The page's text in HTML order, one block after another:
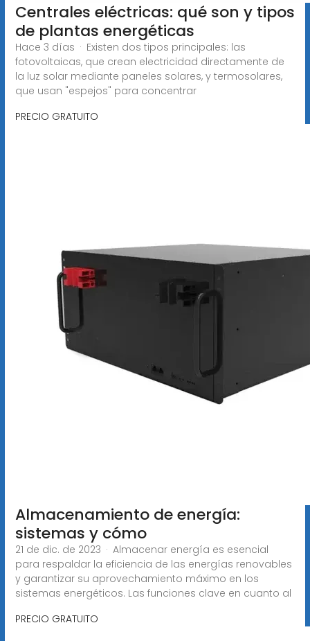
Centrales eléctricas: qué son y tipos
de plantas energéticas
Hace 3 días · Existen dos tipos principales: las
fotovoltaicas, que crean electricidad directamente de
la luz solar mediante paneles solares, y termosolares,
que usan "espejos" para concentrar
PRECIO GRATUITO
Almacenamiento de energía:
sistemas y cómo
21 de dic. de 2023 · Almacenar energía es esencial
para respaldar la eficiencia de las energías renovables
y garantizar su aprovechamiento máximo en los
sistemas energéticos. Las funciones clave en cuanto al
PRECIO GRATUITO